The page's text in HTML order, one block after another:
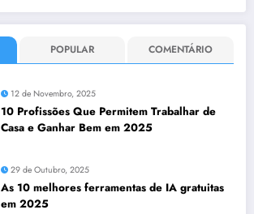
POPULAR COMENTÁRIO
12 de Novembro, 2025
10 Profissões Que Permitem Trabalhar de
Casa e Ganhar Bem em 2025
29 de Outubro, 2025
As 10 melhores ferramentas de IA gratuitas
em 2025